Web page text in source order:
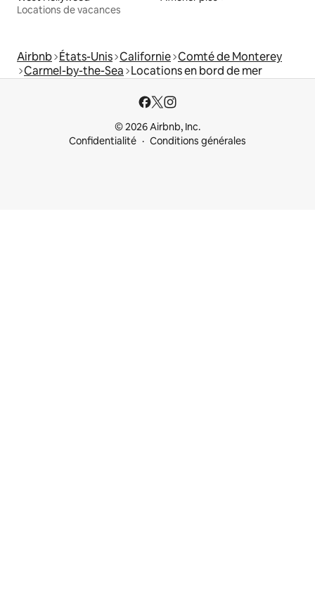
Locations de vacances
Airbnb États-Unis Californie Comté de Monterey
Carmel-by-the-Sea Locations en bord de mer
© 2026 Airbnb, Inc.
Confidentialité
Conditions générales